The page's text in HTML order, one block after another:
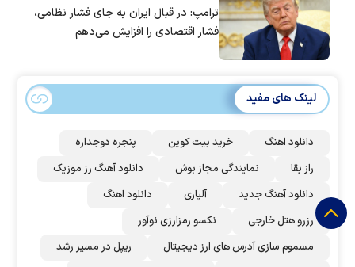
ترامپ: در قبال ایران به جای فشار نظامی،
فشار اقتصادی را افزایش می‌دهم
لینک های مفید
دانلود اهنگ خرید بیت کوین
پنجره دوجداره
راز بقا
نمایندگی مجاز بوش
دانلود آهنگ رز‌ موزیک
دانلود آهنگ جدید
آلپاری
دانلود اهنگ
رزرو هتل خارجی
نکسو رمزارزی نوآور
مسموم سازی آدرس های ارز دیجیتال
ریپل در مسیر رشد